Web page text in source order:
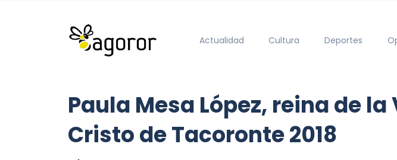
Actualidad Cultura Deportes
Paula Mesa López, reina de
Cristo de Tacoronte 2018